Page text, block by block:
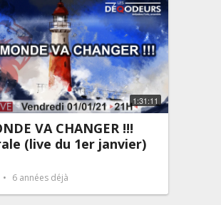
1:31:11
VA CHANGER !!!
(live du 1er janvier)
6 années déjà